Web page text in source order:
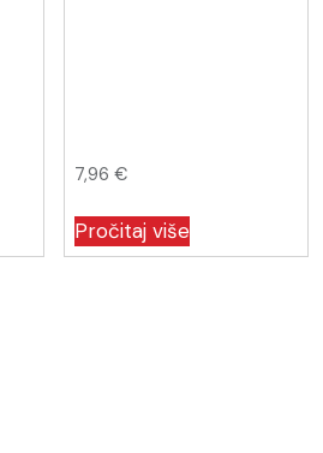
7,96€
Pročitaj više